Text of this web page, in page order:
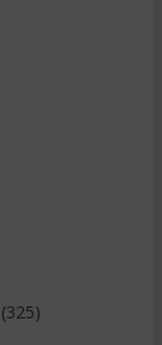
(325)